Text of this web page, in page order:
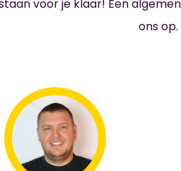
voor je klaar! Een
ons op.